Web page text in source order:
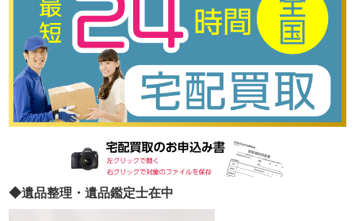
◆遺品整理・遺品鑑定士在中